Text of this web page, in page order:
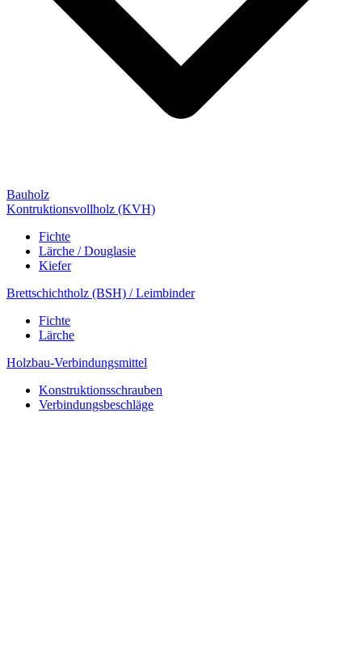
Bauholz
Kontruktionsvollholz (KVH)
Fichte
Lärche / Douglasie
Kiefer
Brettschichtholz (BSH) / Leimbinder
Fichte
Lärche
Holzbau-Verbindungsmittel
Konstruktionsschrauben
Verbindungsbeschläge